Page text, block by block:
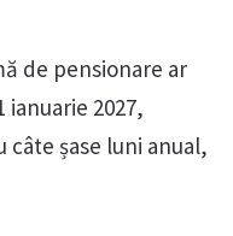
de pensionare ar
ianuarie 2027,
câte șase luni anual,